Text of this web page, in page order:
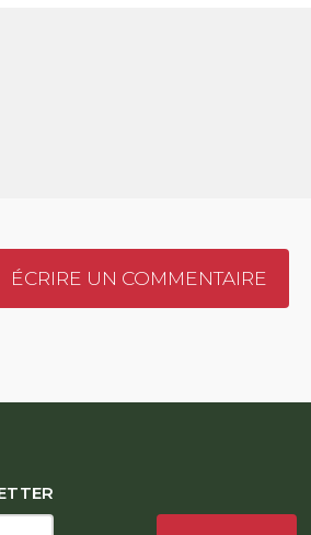
ÉCRIRE UN COMMENTAIRE